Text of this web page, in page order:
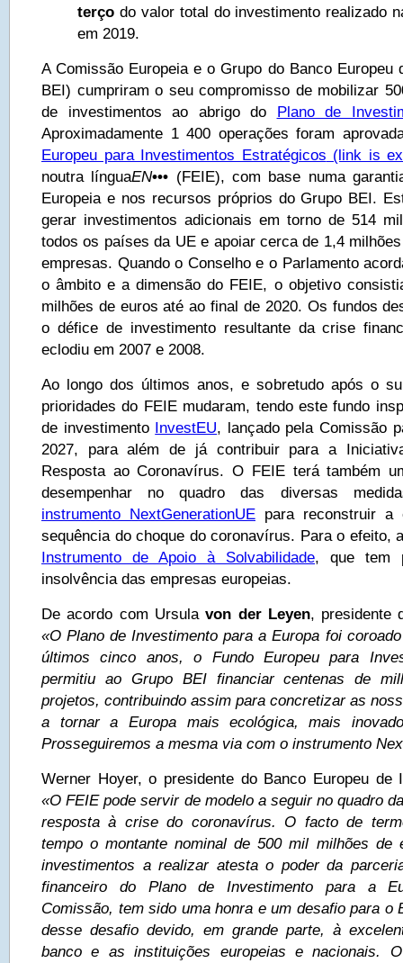
terço do valor total do investimento realizado
em 2019.
A Comissão Europeia e o Grupo do Banco Europeu
BEI) cumpriram o seu compromisso de mobilizar
de investimentos ao abrigo do Plano de
Aproximadamente 1 400 operações foram
Europeu para Investimentos Estratégicos (link is
noutra línguaEN••• (FEIE), com base numa
Europeia e nos recursos próprios do Grupo BEI.
gerar investimentos adicionais em torno de 514
todos os países da UE e apoiar cerca de 1,4
empresas. Quando o Conselho e o Parlamento
o âmbito e a dimensão do FEIE, o objetivo
milhões de euros até ao final de 2020. Os fundos
o défice de investimento resultante da crise
eclodiu em 2007 e 2008.
Ao longo dos últimos anos, e sobretudo após o
prioridades do FEIE mudaram, tendo este fundo
de investimento InvestEU, lançado pela Comissão
2027, para além de já contribuir para a
Resposta ao Coronavírus. O FEIE terá também
desempenhar no quadro das diversas
instrumento NextGenerationUE para reconstruir a
sequência do choque do coronavírus. Para o efeito,
Instrumento de Apoio à Solvabilidade, que tem
insolvência das empresas europeias.
De acordo com Ursulavon der Leyen, presidente
«O Plano de Investimento para a Europa foi
últimos cinco anos, o Fundo Europeu para
permitiu ao Grupo BEI financiar centenas de
projetos, contribuindo assim para concretizar as
a tornar a Europa mais ecológica, mais
Prosseguiremos a mesma via com o instrumento
Werner Hoyer, o presidente do Banco Europeu de
«O FEIE pode servir de modelo a seguir no quadro
resposta à crise do coronavírus. O facto de
tempo o montante nominal de 500 mil milhões de
investimentos a realizar atesta o poder da
financeiro do Plano de Investimento para a
Comissão, tem sido uma honra e um desafio para o
desse desafio devido, em grande parte, à
banco e as instituições europeias e nacionais.